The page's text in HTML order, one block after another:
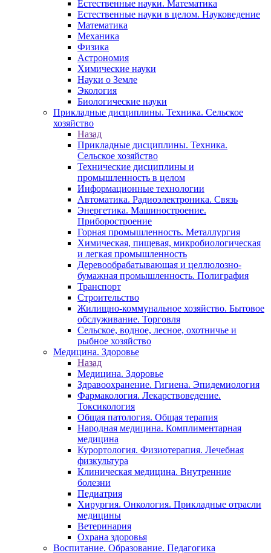
Естественные науки. Математика
Естественные науки в целом. Науковедение
Математика
Механика
Физика
Астрономия
Химические науки
Науки о Земле
Экология
Биологические науки
Прикладные дисциплины. Техника. Сельское
хозяйство
Назад
Прикладные дисциплины. Техника.
Сельское хозяйство
Технические дисциплины и
промышленность в целом
Информационные технологии
Автоматика. Радиоэлектроника. Связь
Энергетика. Машиностроение.
Приборостроение
Горная промышленность. Металлургия
Химическая, пищевая, микробиологическая
и легкая промышленность
Деревообрабатывающая и целлюлозно-
бумажная промышленность. Полиграфия
Транспорт
Строительство
Жилищно-коммунальное хозяйство. Бытовое
обслуживание. Торговля
Сельское, водное, лесное, охотничье и
рыбное хозяйство
Медицина. Здоровье
Назад
Медицина. Здоровье
Здравоохранение. Гигиена. Эпидемиология
Фармакология. Лекарствоведение.
Токсикология
Общая патология. Общая терапия
Народная медицина. Комплиментарная
медицина
Курортология. Физиотерапия. Лечебная
физкультура
Клиническая медицина. Внутренние
болезни
Педиатрия
Хирургия. Онкология. Прикладные отрасли
медицины
Ветеринария
Охрана здоровья
Воспитание. Образование. Педагогика